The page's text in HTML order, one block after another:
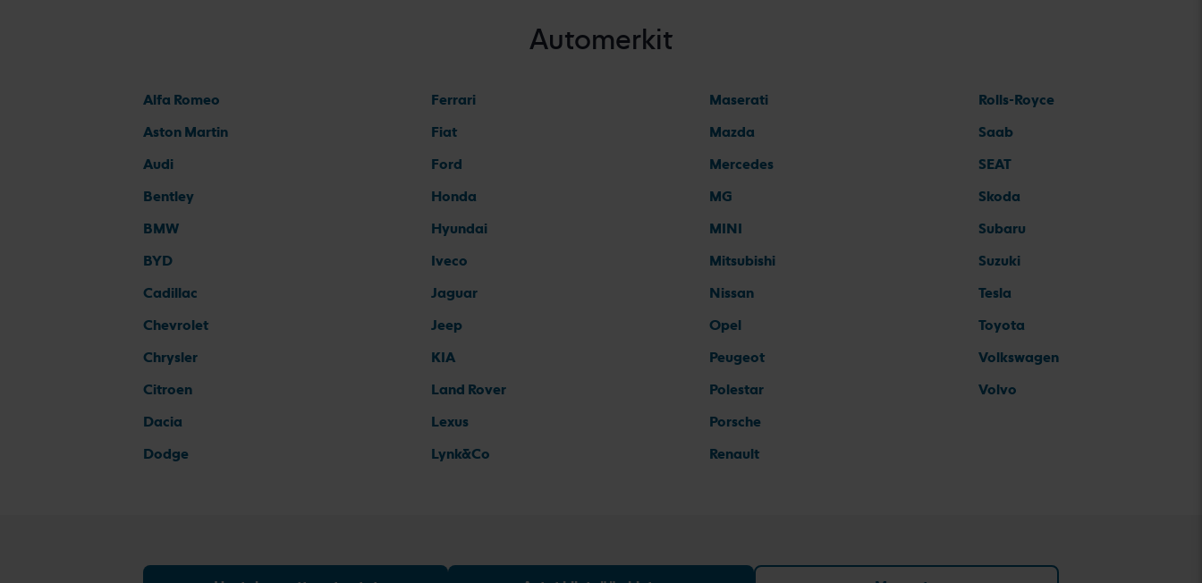
Automerkit
Alfa Romeo
Aston Martin
Audi
Bentley
BMW
BYD
Cadillac
Chevrolet
Chrysler
Citroen
Dacia
Dodge
Ferrari
Fiat
Ford
Honda
Hyundai
Iveco
Jaguar
Jeep
KIA
Land Rover
Lexus
Lynk&Co
Maserati
Mazda
Mercedes
MG
MINI
Mitsubishi
Nissan
Opel
Peugeot
Polestar
Porsche
Renault
Rolls-Royce
Saab
SEAT
Skoda
Subaru
Suzuki
Tesla
Toyota
Volkswagen
Volvo